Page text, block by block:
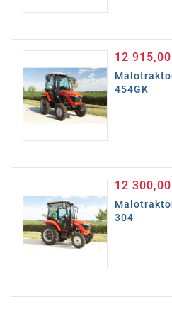
12
454GK
12
304